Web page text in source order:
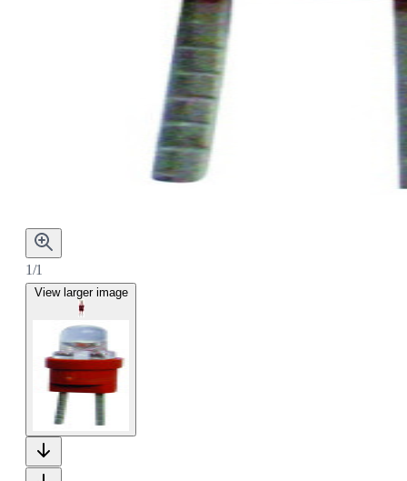
1/1
View larger image